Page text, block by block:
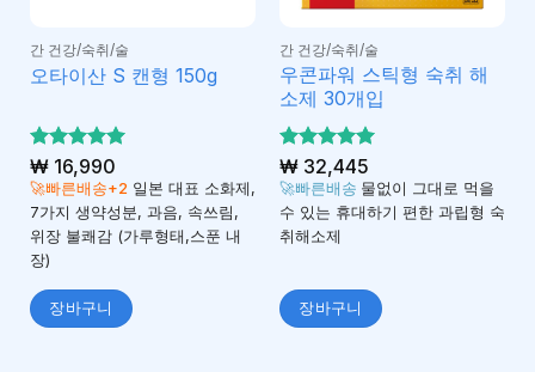
간 건강/숙취/술
오타이산 S 캔형 150g
5 중에서
5로 평가
됨
₩16,990
🚀빠른배송+2일본 대표 소화제,
7가지 생약성분, 과음, 속쓰림,
위장 불쾌감 (가루형태,스푼 내
장)
장바구니
간 건강/숙취/술
우콘파워 스틱형 숙취 해
소제 30개입
5 중에서
5로 평가
됨
₩32,445
🚀빠른배송 물없이 그대로 먹을
수 있는 휴대하기 편한 과립형 숙
취해소제
장바구니